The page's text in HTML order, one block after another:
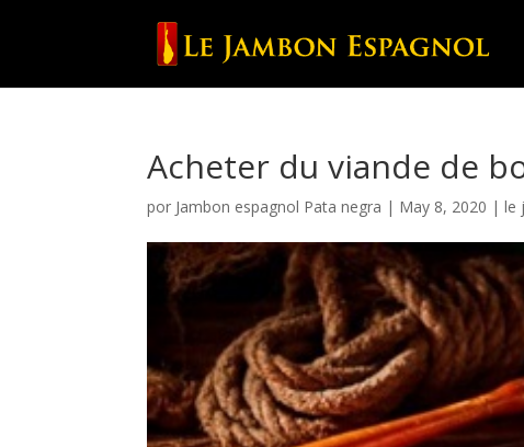
Acheter du viande de
por Jambon espagnol Pata negra | May 8, 2020 |le